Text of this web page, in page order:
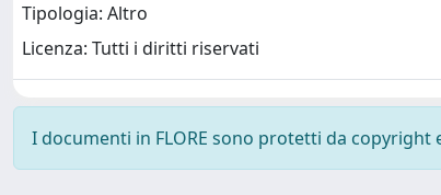
Tipologia: Altro
Licenza: Tutti i diritti riservati
I documenti in FLORE sono protetti da